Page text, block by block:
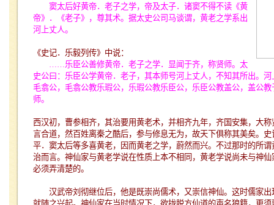
窦太后好黄帝．老子之学，帝及太子．诸窦不得不读《黄
帝》．《老子》，尊其术。据太史公司马谈谓，黄老之学系出
河上丈人。
《史记．乐毅列传》中说：
……乐臣公善修黄帝．老子之学．显闻于齐，称贤师。太
史公曰：乐臣公学黄帝．老子，其本师号河上丈人，不知其所出。
毛翕公，毛翕公教乐瑕公，乐瑕公教乐臣公，乐臣公教盖公，盖公
师。
西汉初，曹参相齐，其治要用黄老术，并相齐九年，齐国安集，大
言合道，然百姓离秦之酷后，参与修息无为，故天下俱称其美矣。
平．窦太后等多喜黄老，因而黄老之学，蔚然而兴。不过那时的所
治而言。神仙家与黄老学说在性质上本不相同，黄老学说尚未与神
必须弄清楚的。
汉武帝刘彻继位后，他是既崇尚儒术，又崇信神仙。这时儒家出